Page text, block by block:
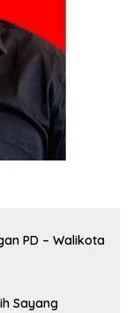
PD – Walikota
Sayang